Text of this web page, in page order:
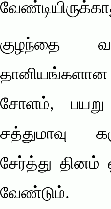
குழந்தை
தானியங்களான
சோளம்,
சத்துமாவு
சேர்த்து
வேண்டும்.